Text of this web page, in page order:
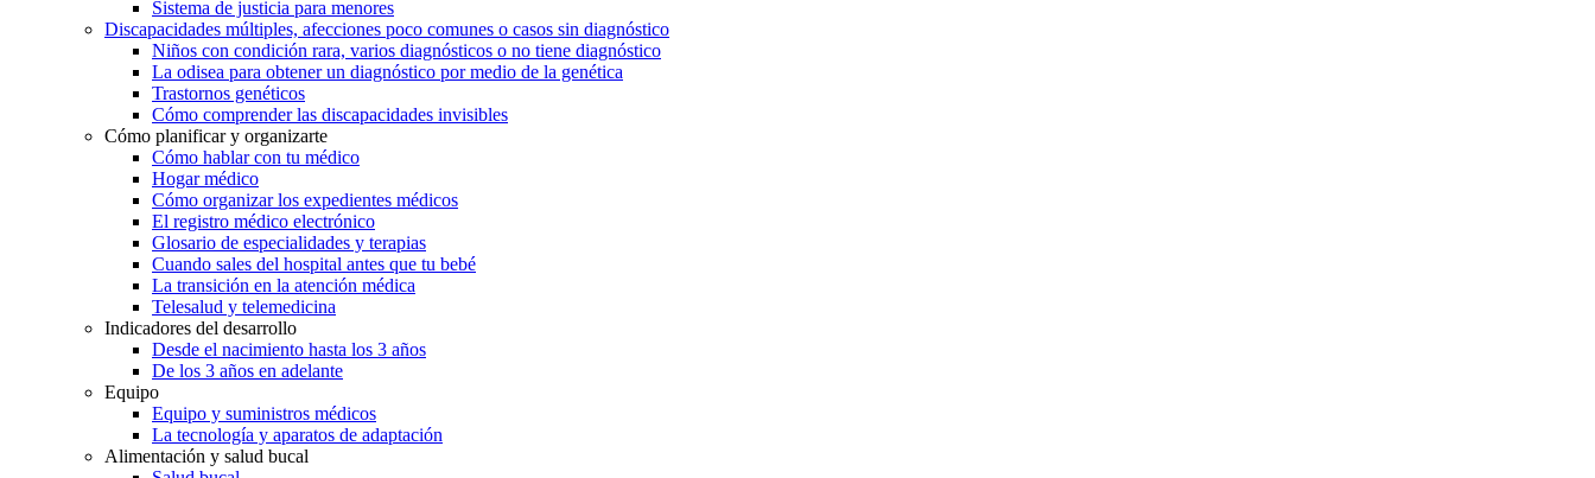
Sistema de justicia para menores
Discapacidades múltiples, afecciones poco comunes o casos sin diagnóstico
Niños con condición rara, varios diagnósticos o no tiene diagnóstico
La odisea para obtener un diagnóstico por medio de la genética
Trastornos genéticos
Cómo comprender las discapacidades invisibles
Cómo planificar y organizarte
Cómo hablar con tu médico
Hogar médico
Cómo organizar los expedientes médicos
El registro médico electrónico
Glosario de especialidades y terapias
Cuando sales del hospital antes que tu bebé
La transición en la atención médica
Telesalud y telemedicina
Indicadores del desarrollo
Desde el nacimiento hasta los 3 años
De los 3 años en adelante
Equipo
Equipo y suministros médicos
La tecnología y aparatos de adaptación
Alimentación y salud bucal